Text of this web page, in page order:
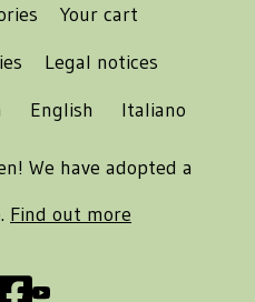
Your cart
Legal notices
English Italiano
We have adopted a
Find out more